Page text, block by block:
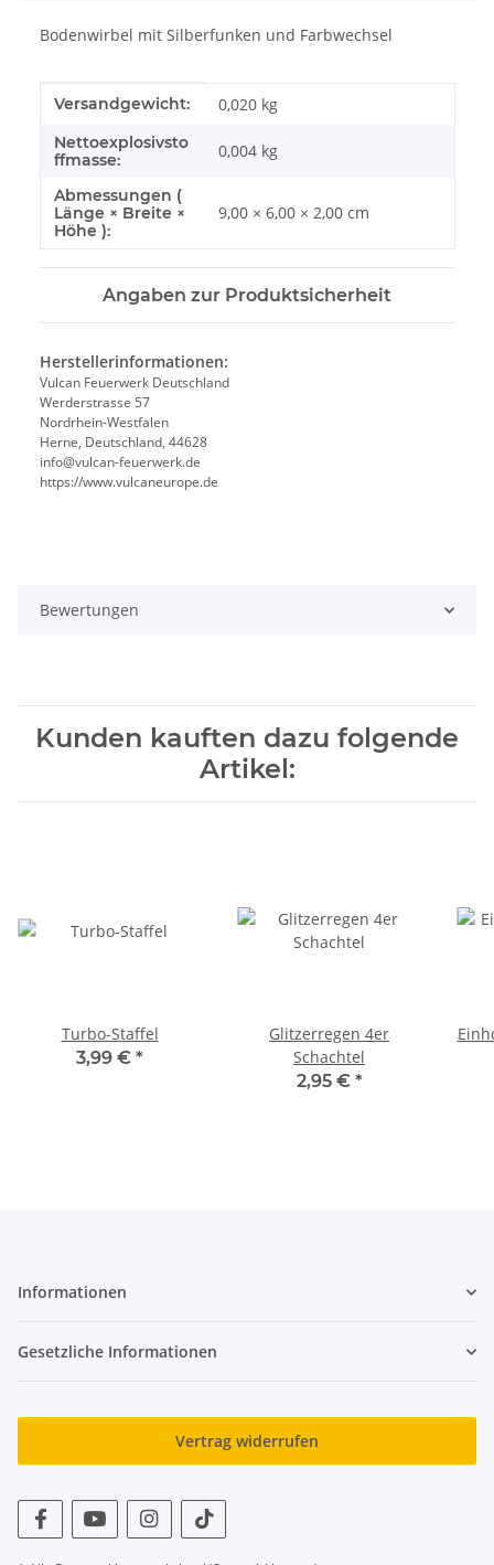
Bodenwirbel mit Silberfunken und Farbwechsel
Produkteigenschaft
Wert
Versandgewicht: 0,020 kg
Nettoexplosivsto
ffmasse:
0,004 kg
Abmessungen (
Länge × Breite ×
Höhe ):
9,00 × 6,00 × 2,00 cm
Angaben zur Produktsicherheit
Herstellerinformationen:
Vulcan Feuerwerk Deutschland
Werderstrasse 57
Nordrhein-Westfalen
Herne, Deutschland, 44628
info@vulcan-feuerwerk.de
https://www.vulcaneurope.de
Bewertungen
Kunden kauften dazu folgende
Artikel:
Turbo-Staffel
3,99 € *
Glitzerregen 4er
Schachtel
2,95 € *
Informationen
Gesetzliche Informationen
Vertrag widerrufen